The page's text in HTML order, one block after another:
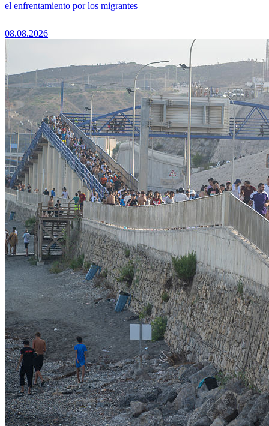
el enfrentamiento por los migrantes
08.08.2026